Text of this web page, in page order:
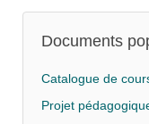
Documents
Catalogue de
Projet